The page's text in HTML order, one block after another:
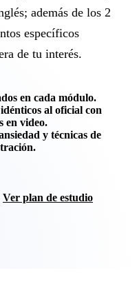
además de los 2
específicos
de tu interés.
en cada módulo.
al oficial con
en video.
y técnicas de
Ver plan de estudio